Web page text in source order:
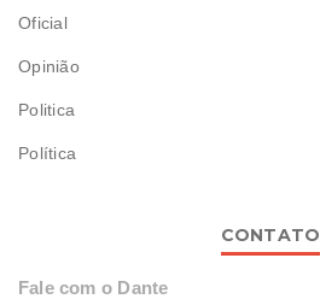
Oficial
Opinião
Politica
Política
CONTATO
Fale com o Dante